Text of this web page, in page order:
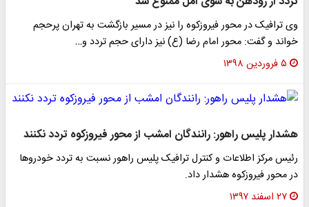
وی ترافیک در محور فیروزکوه را نیز در مسیر بازگشت به تهران پرحجم
خواند و گفت: محور امام رضا (ع) نیز دارای حجم تردد و…
۵ فروردین ۱۳۹۸
هشدار پلیس راهور: رانندگان امشب از محور فیروزکوه تردد نکنند
رئیس مرکز اطلاعات و کنترل ترافیک پلیس راهور نسبت به تردد خودروها
در محور فیروزکوه هشدار داد.
۲۷ اسفند ۱۳۹۷